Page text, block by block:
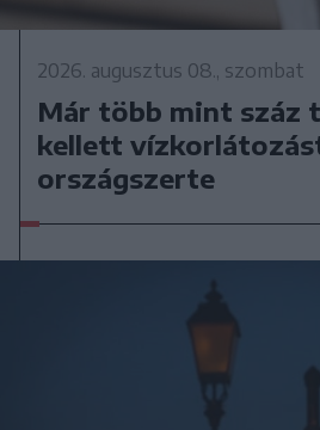
2026. augusztus 08., szombat
Már több mint száz
kellett
országszerte